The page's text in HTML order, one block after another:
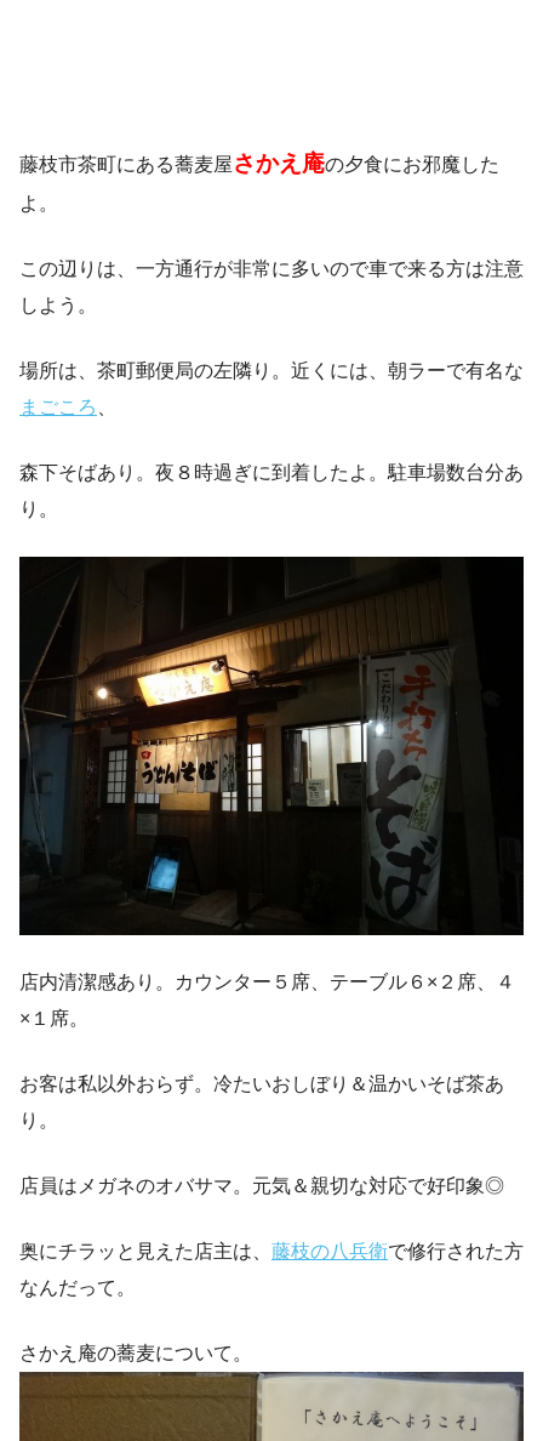
藤枝市茶町にある蕎麦屋さかえ庵の夕食にお邪魔した
よ。
この辺りは、一方通行が非常に多いので車で来る方は注意
しよう。
場所は、茶町郵便局の左隣り。近くには、朝ラーで有名な
まごころ
森下そばあり。夜８時過ぎに到着したよ。駐車場数台分あ
り。
店内清潔感あり。カウンター５席、テーブル６×２席、４
×１席。
お客は私以外おらず。冷たいおしぼり＆温かいそば茶あ
り。
店員はメガネのオバサマ。元気＆親切な対応で好印象◎
奥にチラッと見えた店主は、 藤枝の八兵衛で修行された方
なんだって。
さかえ庵の蕎麦について。